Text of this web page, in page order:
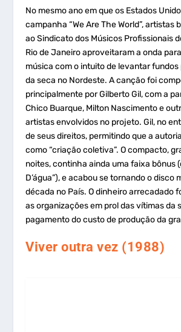
No mesmo ano em que os Estados
campanha “We Are The World”, artistas
ao Sindicato dos Músicos Profissionais
Rio de Janeiro aproveitaram a onda
música com o intuito de levantar
da seca no Nordeste. A canção foi
principalmente por Gilberto Gil, com a
Chico Buarque, Milton Nascimento e
artistas envolvidos no projeto. Gil, no
de seus direitos, permitindo que a
como “criação coletiva”. O compacto,
noites, continha ainda uma faixa bônus
D’água”), e acabou se tornando o disco
década no País. O dinheiro arrecadado
as organizações em prol das vítimas da
pagamento do custo de produção da
Viver outra vez (1988)